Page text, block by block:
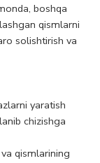
boshqa
qismlarni
solishtirish va
yaratish
chizishga
qismlarining